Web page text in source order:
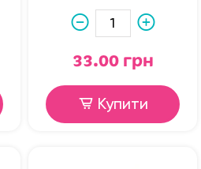
33.00 грн
Купити